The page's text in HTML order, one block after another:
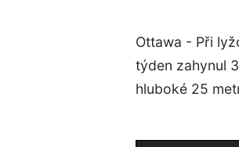
Ottawa - Při
týden zahynul
hluboké 25